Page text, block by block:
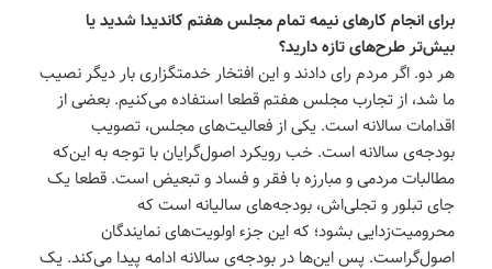
برای انجام کارهای نیمه تمام مجلس هفتم کاندیدا شدید یا
بیش‌تر طرح‌های تازه دارید؟
هر دو. اگر مردم رای دادند و این افتخار خدمتگزاری بار دیگر نصیب
ما شد، از تجارب مجلس هفتم قطعا استفاده می‌کنیم. بعضی از
اقدامات سالانه است. یکی از فعالیت‌های مجلس، تصویب
بودجه‌ی سالانه است. خب رویکرد اصول‌گرایان با توجه به این‌که
مطالبات مردمی و مبارزه با فقر و فساد و تبعیض است. قطعا یک
جای تبلور و تجلی‌اش، بودجه‌های سالیانه است که
محرومیت‌زدایی بشود‌؛ که این جزء اولویت‌های نمایندگان
اصول‌گراست. پس این‌ها در بودجه‌ی سالانه ادامه پیدا می‌کند. یک